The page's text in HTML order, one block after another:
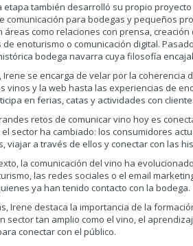
etapa también desarrolló su propio
comunicación para bodegas y pequeños
áreas como relaciones con prensa,
de enoturismo o comunicación digital.
bodega navarra cuya filosofía
Irene se encarga de velar por la coherencia
vinos y la web hasta las experiencias de
en ferias, catas y actividades con
retos de comunicar vino hoy es
el sector ha cambiado: los consumidores
viajar a través de ellos y conectar con las
la comunicación del vino ha
las redes sociales o el email
ya han tenido contacto con la bodega.
Irene destaca la importancia de la
sector tan amplio como el vino, el
conectar con el público.